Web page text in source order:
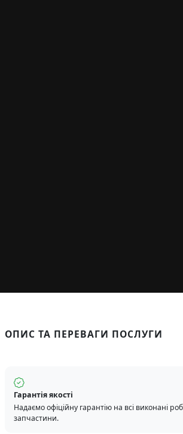
ОПИС ТА ПЕРЕВАГИ ПОСЛУГИ
Гарантія якості
Надаємо офіційну гарантію на всі виконані
запчастини.